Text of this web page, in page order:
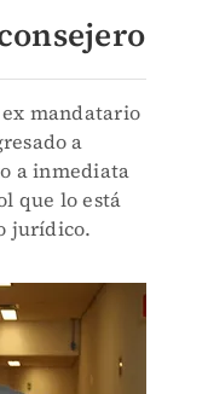
mandatario
a
a inmediata
que lo está
jurídico.